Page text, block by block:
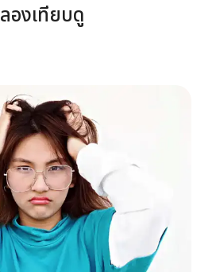
ลองเทียบดู